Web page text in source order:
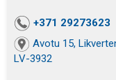
+371 29273623
Avotu 15,
LV-3932